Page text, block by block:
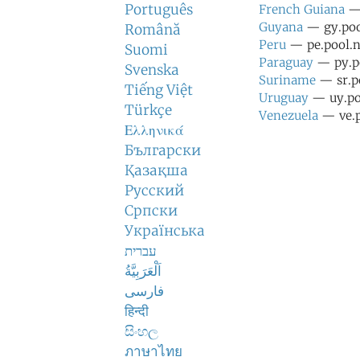
Português
Română
Suomi
Svenska
Tiếng Việt
Türkçe
Ελληνικά
Български
Қазақша
Русский
Српски
Українська
עברית
اَلْعَرَبِيَّةُ
فارسی
हिन्दी
සිංහල
ภาษาไทย
French Guiana —
Guyana —
Peru —
Paraguay —
Suriname —
Uruguay —
Venezuela —